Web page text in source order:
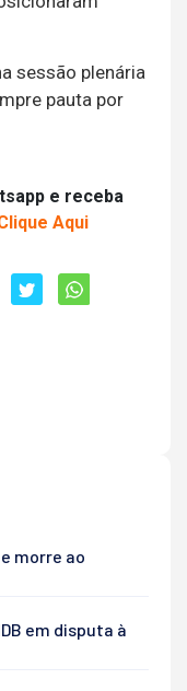
sessão plenária
pauta por
e receba
Aqui
morre ao
em disputa à